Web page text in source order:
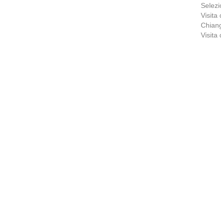
Visita
Visita